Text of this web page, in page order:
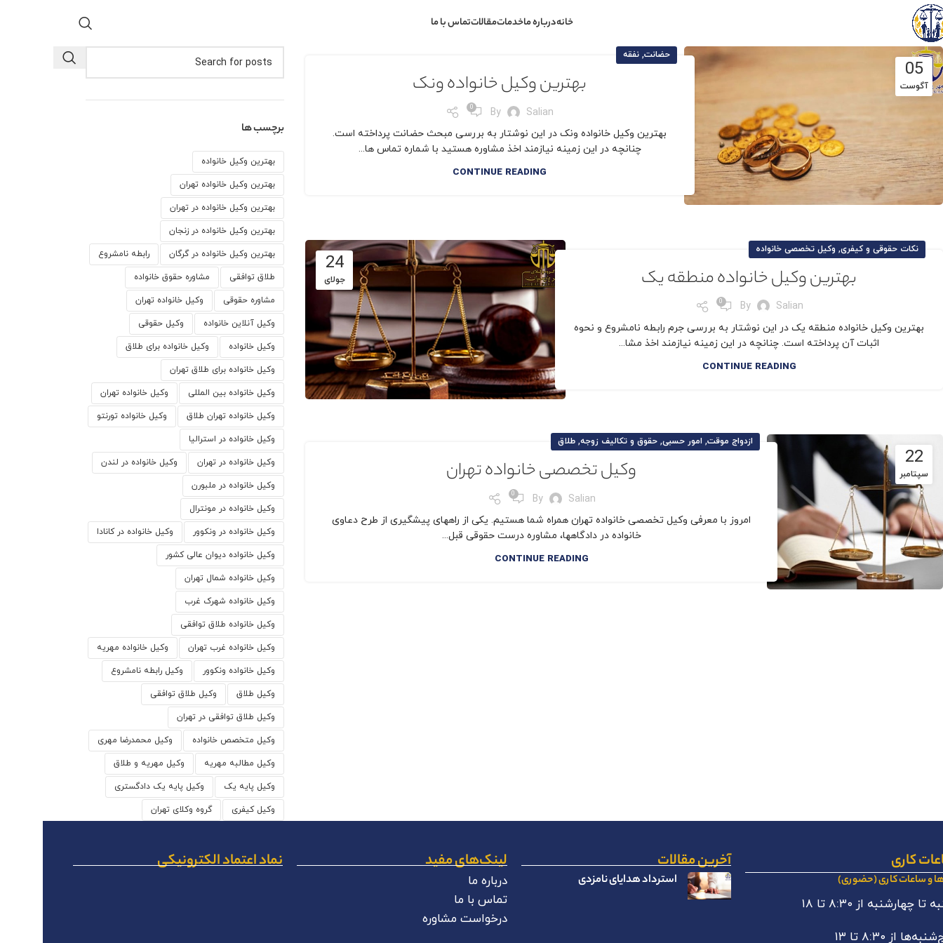
خانهدرباره ماخدماتمقالاتتماس با ما
05
آگوست
حضانت,نفقه
بهترین وکیل خانواده ونک
By Salian
0
بهترین وکیل خانواده ونک در این نوشتار به بررسی مبحث حضانت پرداخته است.
چنانچه در این زمینه نیازمند اخذ مشاوره هستید با شماره تماس ها...
CONTINUE READING
24
جولای
نکات حقوقی و کیفری, وکیل تخصصی خانواده
بهترین وکیل خانواده منطقه یک
By Salian
0
بهترین وکیل خانواده منطقه یک در این نوشتار به بررسی جرم رابطه نامشروع و نحوه
اثبات آن پرداخته است. چنانچه در این زمینه نیازمند اخذ مشا...
CONTINUE READING
22
سپتامبر
ازدواج موقت, امور حسبی, حقوق و تکالیف زوجه, طلاق
وکیل تخصصی خانواده تهران
By Salian
0
امروز با معرفی وکیل تخصصی خانواده تهران همراه شما هستیم. یکی از راههای پیشگیری از طرح دعاوی
خانواده در دادگاهها، مشاوره درست حقوقی قبل...
CONTINUE READING
برچسب ها
بهترین وکیل خانواده
بهترین وکیل خانواده تهران
بهترین وکیل خانواده در تهران
بهترین وکیل خانواده در زنجان
بهترین وکیل خانواده در گرگان رابطه نامشروع
طلاق توافقی مشاوره حقوق خانواده
مشاوره حقوقی وكيل خانواده تهران
وکیل آنلاین خانواده وکیل حقوقی
وکیل خانواده وکیل خانواده برای طلاق
وکیل خانواده برای طلاق تهران
وکیل خانواده بین المللی وکیل خانواده تهران
وکیل خانواده تهران طلاق وکیل خانواده تورنتو
وکیل خانواده در استرالیا
وکیل خانواده در تهران وکیل خانواده در لندن
وکیل خانواده در ملبورن
وکیل خانواده در مونترال
وکیل خانواده در ونکوور وکیل خانواده در کانادا
وکیل خانواده دیوان عالی کشور
وکیل خانواده شمال تهران
وکیل خانواده شهرک غرب
وکیل خانواده طلاق توافقی
وکیل خانواده غرب تهران وکیل خانواده مهریه
وکیل خانواده ونکوور وکیل رابطه نامشروع
وکیل طلاق وکیل طلاق توافقی
وکیل طلاق توافقی در تهران
وکیل متخصص خانواده وکیل محمدرضا مهری
وکیل مطالبه مهریه وکیل مهریه و طلاق
وکیل پایه یک وکیل پایه یک دادگستری
وکیل کیفری گروه وکلای تهران
کاری
و ساعات کاری (حضوری)
تا چهارشنبه از ۸:۳۰ تا ۱۸
از ۸:۳۰ تا ۱۳
آخرین مقالات
استرداد هدایای نامزدی
لینک‌های مفید
درباره ما
تماس با ما
درخواست مشاوره
نماد اعتماد الکترونیکی